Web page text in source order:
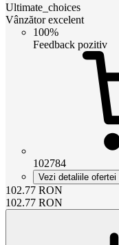
Ultimate_choices
Vânzător excelent
100%
Feedback pozitiv
102784
Vezi detaliile ofertei
102.77 RON
102.77 RON